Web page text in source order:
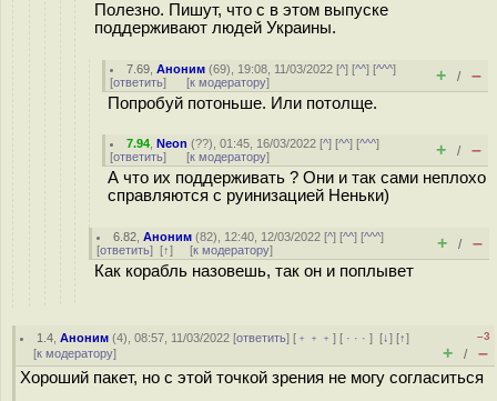
Полезно. Пишут, что с в этом выпуске
поддерживают людей Украины.
7.69 ,Аноним (69), 19:08, 11/03/2022 [^] [^^] [^^^]
[ответить] [к модератору] + / –
Попробуй потоньше. Или потолще.
7.94 ,Neon (??), 01:45, 16/03/2022 [^] [^^] [^^^]
[ответить] [к модератору] + / –
А что их поддерживать ? Они и так сами неплохо
справляются с руинизацией Неньки)
6.82 ,Аноним (82), 12:40, 12/03/2022 [^] [^^] [^^^]
[ответить] [↑] [к модератору] + / –
Как корабль назовешь, так он и поплывет
1.4 ,Аноним (4), 08:57, 11/03/2022 [ответить] [ ﹢﹢﹢] [ · · ·][↓] [↑]
[к модератору]
–3
+ / –
Хороший пакет, но с этой точкой зрения не могу согласиться